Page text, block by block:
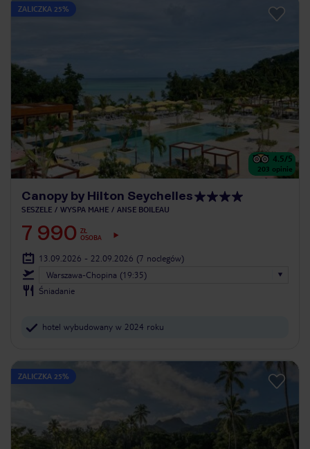
ZALICZKA 25%
4.5/5
203 opinie
Canopy by Hilton Seychelles
SESZELE WYSPA MAHE ANSE BOILEAU
7 990 ZŁ
OSOBA
13.09.2026 - 22.09.2026 (7 noclegów)
Warszawa-Chopina (19:35)
Śniadanie
hotel wybudowany w 2024 roku
ZALICZKA 25%